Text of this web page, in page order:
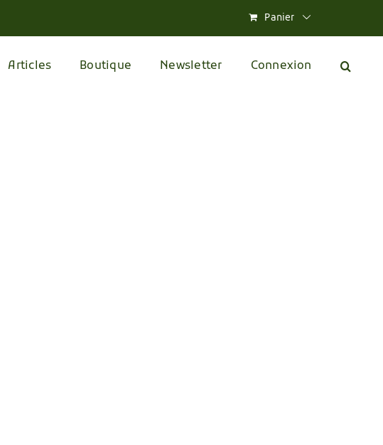
Panier
Articles Boutique Newsletter Connexion